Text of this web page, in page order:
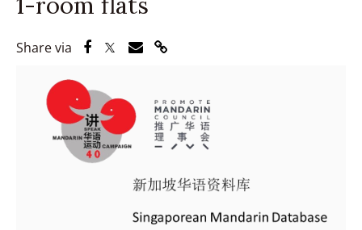
Share via Share via Facebook
Share via Twitter
Share via Email
Share via Link